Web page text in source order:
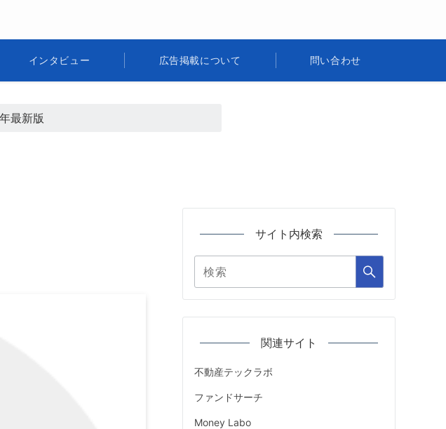
インタビュー 広告掲載について 問い合わせ
最新版
サイト内検索
関連サイト
不動産テックラボ
ファンドサーチ
Money Labo